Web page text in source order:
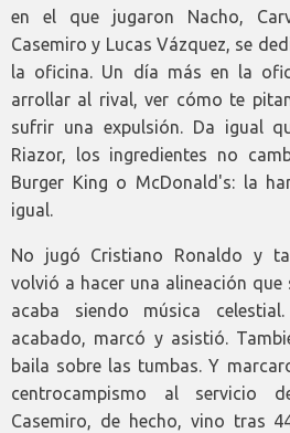
en el que jugaron Nacho,
Casemiro y Lucas Vázquez, se
la oficina. Un día más en la
arrollar al rival, ver cómo te
sufrir una expulsión. Da igual
Riazor, los ingredientes no
Burger King o McDonald's: la
igual.
No jugó Cristiano Ronaldo y
volvió a hacer una alineación
acaba siendo música
acabado, marcó y asistió.
baila sobre las tumbas. Y
centrocampismo al servicio
Casemiro, de hecho, vino tras